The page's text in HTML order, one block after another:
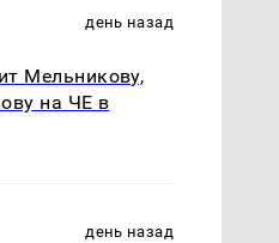
день назад
Мельникову,
на ЧЕ в
день назад